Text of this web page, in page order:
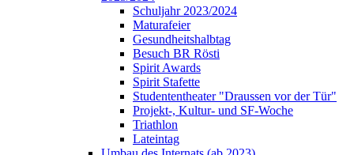
Schuljahr 2023/2024
Maturafeier
Gesundheitshalbtag
Besuch BR Rösti
Spirit Awards
Spirit Stafette
Studententheater "Draussen vor der Tür"
Projekt-, Kultur- und SF-Woche
Triathlon
Lateintag